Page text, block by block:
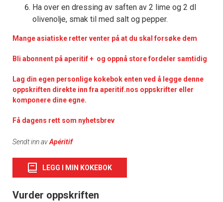
Ha over en dressing av saften av 2 lime og 2 dl
olivenolje, smak til med salt og pepper.
Mange asiatiske retter venter på at du skal forsøke dem
Bli abonnent på aperitif + og oppnå store fordeler samtidig
Lag din egen personlige kokebok enten ved å legge denne
oppskriften direkte inn fra aperitif.nos oppskrifter eller
komponere dine egne.
Få dagens rett som nyhetsbrev
Sendt inn avApéritif
LEGG I MIN KOKEBOK
Vurder oppskriften